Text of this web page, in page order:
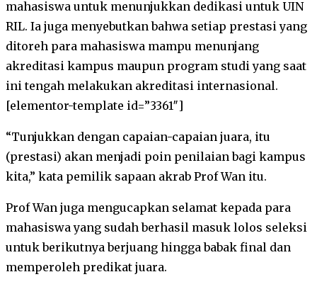
mahasiswa untuk menunjukkan dedikasi untuk UIN
RIL. Ia juga menyebutkan bahwa setiap prestasi yang
ditoreh para mahasiswa mampu menunjang
akreditasi kampus maupun program studi yang saat
ini tengah melakukan akreditasi internasional.
[elementor-template id=”3361″]
“Tunjukkan dengan capaian-capaian juara, itu
(prestasi) akan menjadi poin penilaian bagi kampus
kita,” kata pemilik sapaan akrab Prof Wan itu.
Prof Wan juga mengucapkan selamat kepada para
mahasiswa yang sudah berhasil masuk lolos seleksi
untuk berikutnya berjuang hingga babak final dan
memperoleh predikat juara.